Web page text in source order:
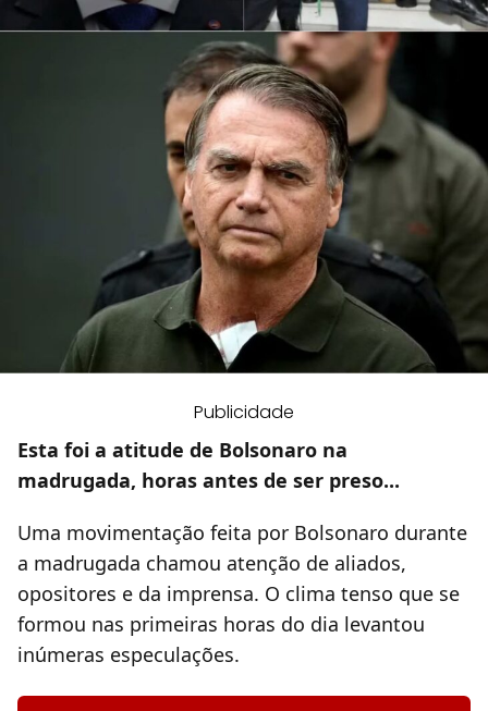
Publicidade
Esta foi a atitude de Bolsonaro na
madrugada, horas antes de ser preso...
Uma movimentação feita por Bolsonaro durante
a madrugada chamou atenção de aliados,
opositores e da imprensa. O clima tenso que se
formou nas primeiras horas do dia levantou
inúmeras especulações.